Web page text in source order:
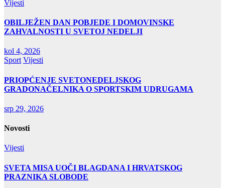
Vijesti
OBILJEŽEN DAN POBJEDE I DOMOVINSKE
ZAHVALNOSTI U SVETOJ NEDELJI
kol 4, 2026
Sport Vijesti
PRIOPĆENJE SVETONEDELJSKOG
GRADONAČELNIKA O SPORTSKIM UDRUGAMA
srp 29, 2026
Novosti
Vijesti
SVETA MISA UOČI BLAGDANA I HRVATSKOG
PRAZNIKA SLOBODE